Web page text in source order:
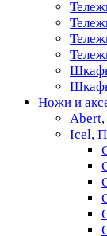
Ножи и
Abert,
Icel,